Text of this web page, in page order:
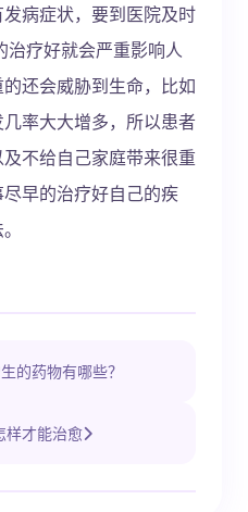
病症状，要到医院及时
治疗好就会严重影响人
还会威胁到生命，比如
率大大增多，所以患者
不给自己家庭带来很重
早的治疗好自己的疾
的药物有哪些？
样才能治愈